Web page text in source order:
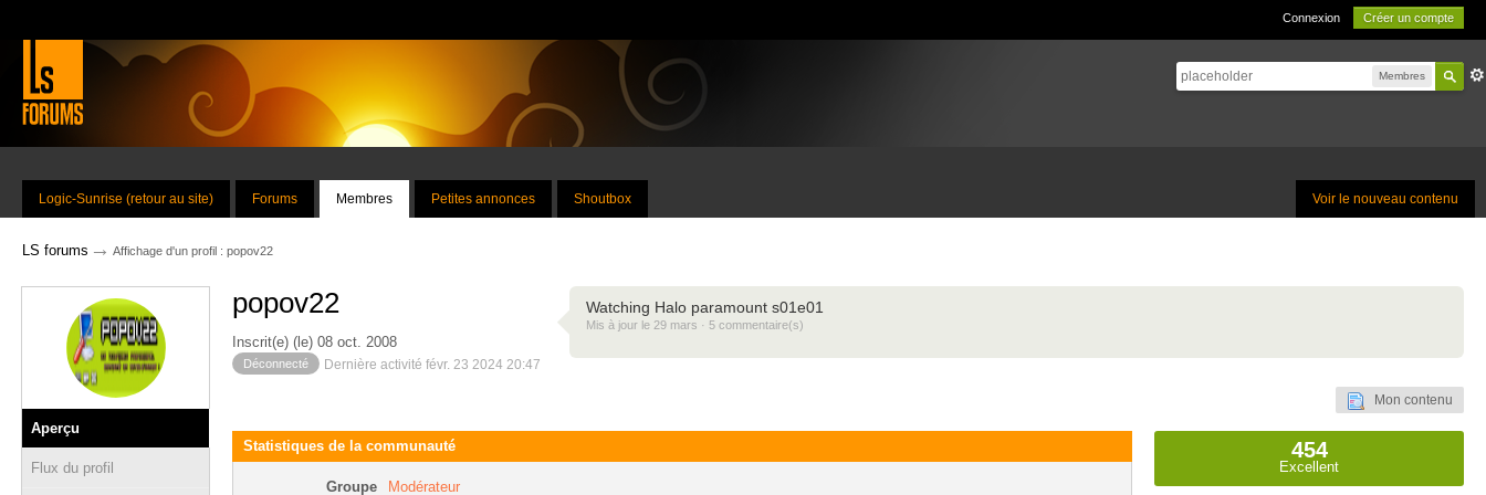
Connexion Créer un compte
Membres
Voir le nouveau contenu
Logic-Sunrise (retour au site) Forums Membres Petites annonces Shoutbox
LS forums → Affichage d'un profil : popov22
Aperçu
Flux du profil
popov22
Inscrit(e) (le) 08 oct. 2008
Déconnecté Dernière activité févr. 23 2024 20:47
Watching Halo paramount s01e01
Mis à jour le 29 mars · 5 commentaire(s)
Mon contenu
Statistiques de la communauté
Groupe
Modérateur
454
Excellent